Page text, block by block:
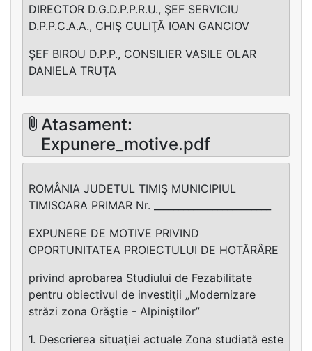
DIRECTOR D.G.D.P.P.R.U., ŞEF SERVICIU
D.P.P.C.A.A., CHIŞ CULIŢĂ IOAN GANCIOV
ŞEF BIROU D.P.P., CONSILIER VASILE OLAR
DANIELA TRUŢA
Atasament:
Expunere_motive.pdf
ROMÂNIA JUDETUL TIMIŞ MUNICIPIUL
TIMISOARA PRIMAR Nr. ________________________
EXPUNERE DE MOTIVE PRIVIND
OPORTUNITATEA PROIECTULUI DE HOTĂRÂRE
privind aprobarea Studiului de Fezabilitate
pentru obiectivul de investiţii „Modernizare
străzi zona Orăştie - Alpiniştilor”
1. Descrierea situaţiei actuale Zona studiată este